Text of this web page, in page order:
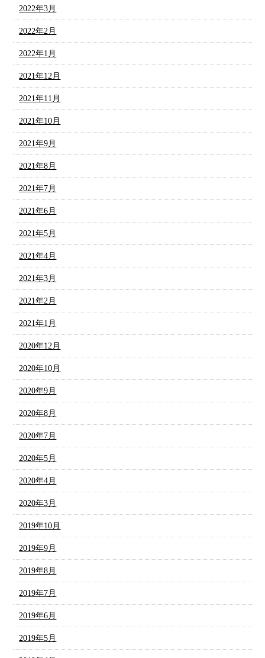
2022年3月
2022年2月
2022年1月
2021年12月
2021年11月
2021年10月
2021年9月
2021年8月
2021年7月
2021年6月
2021年5月
2021年4月
2021年3月
2021年2月
2021年1月
2020年12月
2020年10月
2020年9月
2020年8月
2020年7月
2020年5月
2020年4月
2020年3月
2019年10月
2019年9月
2019年8月
2019年7月
2019年6月
2019年5月